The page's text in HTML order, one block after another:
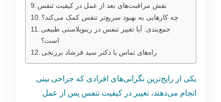
نقش مراقبت‌های بعد از عمل در کیفیت تنفس
چه کارهایی به بهبود سریع‌تر تنفس کمک می‌کند؟
جمع‌بندی: آیا تغییر تنفس در رینوپلاستی طبیعی
است؟
راه‌های تماس با دکتر سید فرشاد برزنجی
یکی از رایج‌ترین نگرانی‌های افرادی که جراحی بینی
انجام می‌دهند، تغییر در کیفیت تنفس پس از عمل